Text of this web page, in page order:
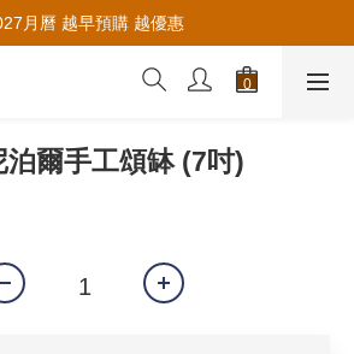
新會員入會，賺取購物金🪙
月曆 越早預購 越優惠
新會員入會，賺取購物金🪙
泊爾手工頌缽 (7吋)